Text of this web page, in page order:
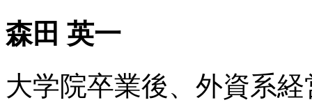
森田 英一
大学院卒業後、外資系